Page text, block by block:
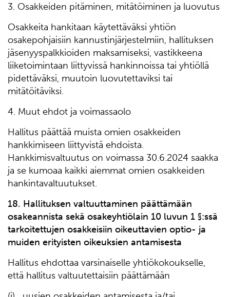
3. Osakkeiden pitäminen, mitätöiminen ja luovutus
Osakkeita hankitaan käytettäväksi yhtiön
osakepohjaisiin kannustinjärjestelmiin, hallituksen
jäsenyyspalkkioiden maksamiseksi, vastikkeena
liiketoimintaan liittyvissä hankinnoissa tai yhtiöllä
pidettäväksi, muutoin luovutettaviksi tai
mitätöitäviksi.
4. Muut ehdot ja voimassaolo
Hallitus päättää muista omien osakkeiden
hankkimiseen liittyvistä ehdoista.
Hankkimisvaltuutus on voimassa 30.6.2024 saakka
ja se kumoaa kaikki aiemmat omien osakkeiden
hankintavaltuutukset.
18. Hallituksen valtuuttaminen päättämään
osakeannista sekä osakeyhtiölain 10 luvun 1 §:ssä
tarkoitettujen osakkeisiin oikeuttavien optio- ja
muiden erityisten oikeuksien antamisesta
Hallitus ehdottaa varsinaiselle yhtiökokoukselle,
että hallitus valtuutettaisiin päättämään